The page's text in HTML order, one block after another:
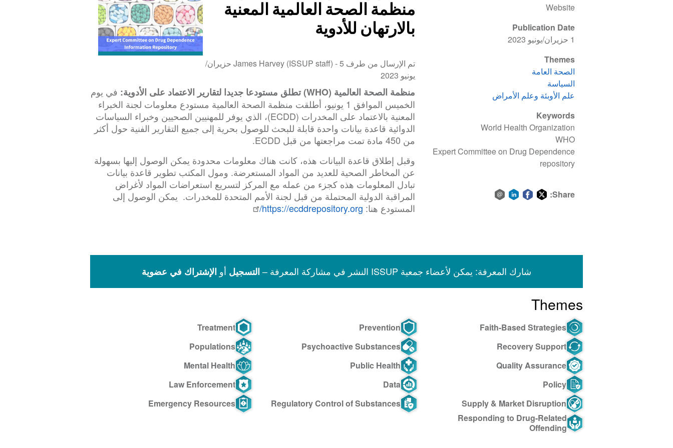
Website
Publication Date
1 حزيران/يونيو 2023
Themes
الصحة العامة
السياسة
علم الأوبئة وعلم الأمراض
Keywords
World Health Organization
WHO
Expert Committee on Drug Dependence
repository
Share:
منظمة الصحة العالمية المعنية
بالارتهان للأدوية
تم الإرسال من طرف James Harvey (ISSUP staff) -
5 حزيران/
يونيو 2023
منظمة الصحة العالمية (WHO) تطلق مستودعا جديدا لتقارير الاعتماد على الأدوية:
في يوم
الخميس الموافق 1 يونيو، أطلقت منظمة الصحة العالمية مستودع معلومات لجنة الخبراء
المعنية بالاعتماد على المخدرات (ECDD)، الذي يوفر للمهنيين الصحيين وخبراء السياسات
الدوائية قاعدة بيانات واحدة قابلة للبحث للوصول بحرية إلى جميع التقارير الفنية حول أكثر
من 450 مادة تمت مراجعتها من قبل ECDD.
وقبل إطلاق قاعدة البيانات هذه، كانت هناك معلومات محدودة يمكن الوصول إليها بسهولة
عن المخاطر الصحية للعديد من المواد المستعرضة. ومول المكتب تطوير قاعدة بيانات
تبادل المعلومات هذه كجزء من عمله مع المركز لتسريع استعراضات المواد لأغراض
المراقبة الدولية المحتملة من قبل لجنة الأمم المتحدة للمخدرات. يمكن الوصول إلى
المستودع هنا: https://ecddrepository.org/
شارك المعرفة: يمكن لأعضاء جمعية ISSUP النشر في مشاركة المعرفة – التسجيل أو الإشتراك في عضوية
Themes
Faith-Based Strategies
Prevention
Treatment
Recovery Support
Psychoactive Substances
Populations
Quality Assurance
Public Health
Mental Health
Policy
Data
Law Enforcement
Supply & Market Disruption
Regulatory Control of Substances
Emergency Resources
Responding to Drug-Related
Offending